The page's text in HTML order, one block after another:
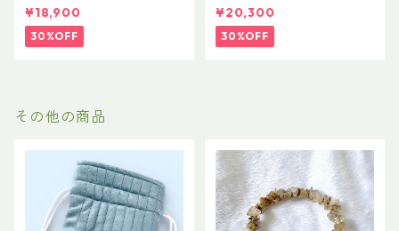
¥18,900
30%OFF
¥20,300
30%OFF
その他の商品